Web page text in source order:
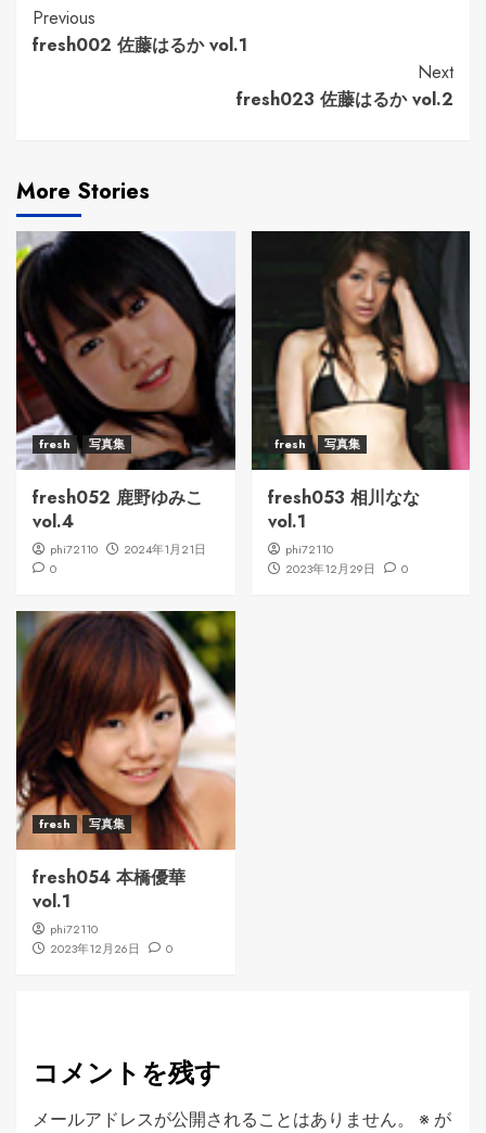
Continue
Reading
Previous
fresh002 佐藤はるか vol.1
Next
fresh023 佐藤はるか vol.2
More Stories
fresh 写真集
fresh052 鹿野ゆみこ
vol.4
phi72110
2024年1月21日
0
fresh 写真集
fresh053 相川なな
vol.1
phi72110
2023年12月29日
0
fresh 写真集
fresh054 本橋優華
vol.1
phi72110
2023年12月26日
0
コメントを残す
メールアドレスが公開されることはありません。 ※ が